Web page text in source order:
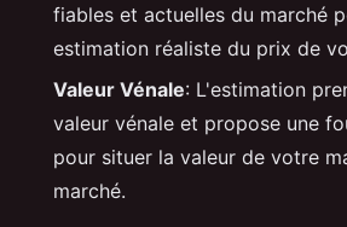
fiables et actuelles du marché
estimation réaliste du prix de
Valeur Vénale: L'estimation
valeur vénale et propose une
pour situer la valeur de votre
marché.